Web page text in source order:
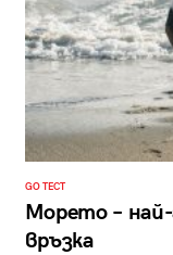
GO ТЕСТ
Морето –
връзка